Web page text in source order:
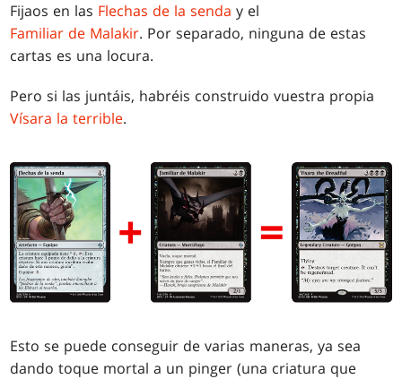
Fijaos en las Flechas de la senda y el
Familiar de Malakir. Por separado, ninguna de estas
cartas es una locura.
Pero si las juntáis, habréis construido vuestra propia
Vísara la terrible.
Esto se puede conseguir de varias maneras, ya sea
dando toque mortal a un pinger (una criatura que